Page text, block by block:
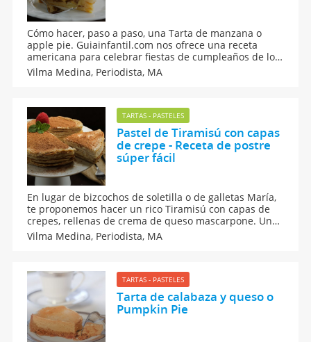
Cómo hacer, paso a paso, una Tarta de manzana o
apple pie. Guiainfantil.com nos ofrece una receta
americana para celebrar fiestas de cumpleaños de los
niños, el thanksgiving (Acción de Gracias) o cualquier
otra fiesta familiar. Una receta fácil, sencilla y muy
Vilma Medina, Periodista, MA
TARTAS - PASTELES
Pastel de Tiramisú con capas
de crepe - Receta de postre
súper fácil
En lugar de bizcochos de soletilla o de galletas María,
te proponemos hacer un rico Tiramisú con capas de
crepes, rellenas de crema de queso mascarpone. Una
receta fácil y sencilla de hacer para el postre o una
celebración de los niños y de la familia. Una receta
Vilma Medina, Periodista, MA
TARTAS - PASTELES
Tarta de calabaza y queso o
Pumpkin Pie